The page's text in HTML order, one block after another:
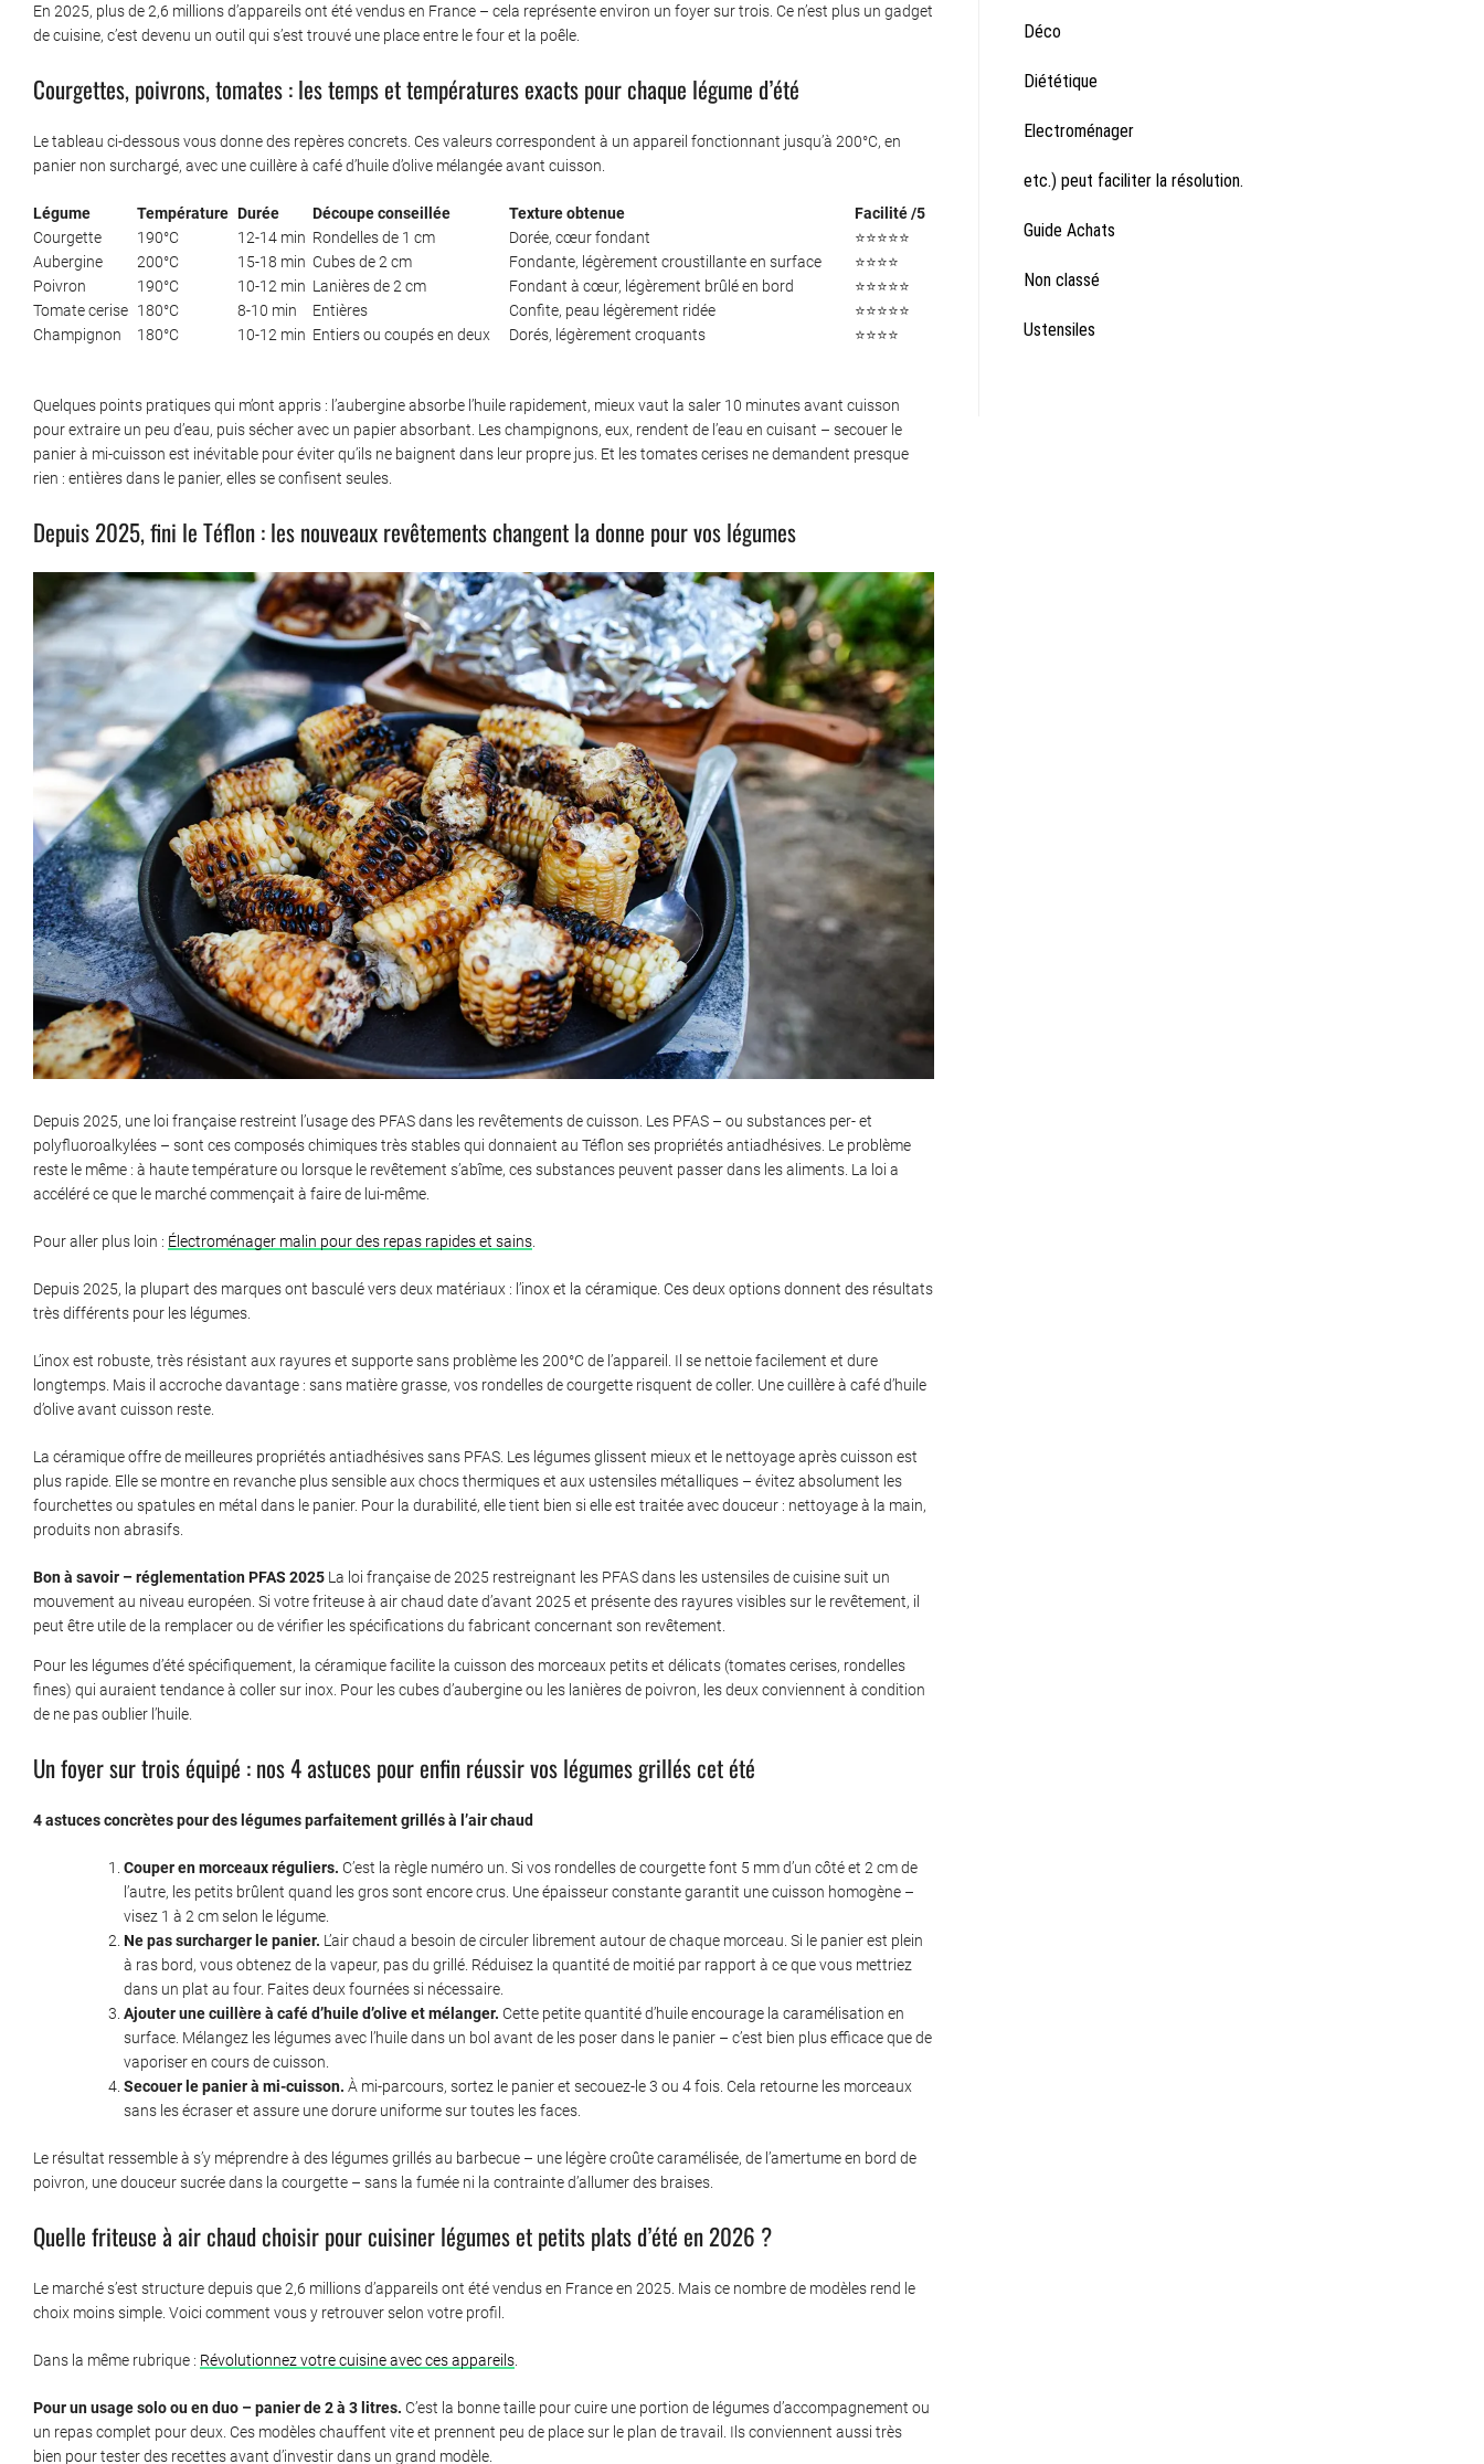
En 2025, plus de 2,6 millions d’appareils ont été vendus en France – cela représente environ un foyer sur trois. Ce n’est plus un gadget
de cuisine, c’est devenu un outil qui s’est trouvé une place entre le four et la poêle.
Courgettes, poivrons, tomates : les temps et températures exacts pour chaque légume d’été
Le tableau ci-dessous vous donne des repères concrets. Ces valeurs correspondent à un appareil fonctionnant jusqu’à 200°C, en
panier non surchargé, avec une cuillère à café d’huile d’olive mélangée avant cuisson.
Légume Température Durée Découpe conseillée Texture obtenue
Facilité /5
Courgette
190°C 12-14 min Rondelles de 1 cm Dorée, cœur fondant
⭐⭐⭐⭐⭐
Aubergine
200°C 15-18 min Cubes de 2 cm Fondante, légèrement croustillante en surface
⭐⭐⭐⭐
Poivron
190°C 10-12 min Lanières de 2 cm Fondant à cœur, légèrement brûlé en bord
⭐⭐⭐⭐⭐
Tomate cerise 180°C 8-10 min Entières Confite, peau légèrement ridée
⭐⭐⭐⭐⭐
Champignon
180°C 10-12 min Entiers ou coupés en deux Dorés, légèrement croquants ⭐⭐⭐⭐
Quelques points pratiques qui m’ont appris : l’aubergine absorbe l’huile rapidement, mieux vaut la saler 10 minutes avant cuisson
pour extraire un peu d’eau, puis sécher avec un papier absorbant. Les champignons, eux, rendent de l’eau en cuisant – secouer le
panier à mi-cuisson est inévitable pour éviter qu’ils ne baignent dans leur propre jus. Et les tomates cerises ne demandent presque
rien : entières dans le panier, elles se confisent seules.
Depuis 2025, fini le Téflon : les nouveaux revêtements changent la donne pour vos légumes
Depuis 2025, une loi française restreint l’usage des PFAS dans les revêtements de cuisson. Les PFAS – ou substances per- et
polyfluoroalkylées – sont ces composés chimiques très stables qui donnaient au Téflon ses propriétés antiadhésives. Le problème
reste le même : à haute température ou lorsque le revêtement s’abîme, ces substances peuvent passer dans les aliments. La loi a
accéléré ce que le marché commençait à faire de lui-même.
Pour aller plus loin : Électroménager malin pour des repas rapides et sains
Depuis 2025, la plupart des marques ont basculé vers deux matériaux : l’inox et la céramique. Ces deux options donnent des résultats
très différents pour les légumes.
L’inox est robuste, très résistant aux rayures et supporte sans problème les 200°C de l’appareil. Il se nettoie facilement et dure
longtemps. Mais il accroche davantage : sans matière grasse, vos rondelles de courgette risquent de coller. Une cuillère à café d’huile
d’olive avant cuisson reste.
La céramique offre de meilleures propriétés antiadhésives sans PFAS. Les légumes glissent mieux et le nettoyage après cuisson est
plus rapide. Elle se montre en revanche plus sensible aux chocs thermiques et aux ustensiles métalliques – évitez absolument les
fourchettes ou spatules en métal dans le panier. Pour la durabilité, elle tient bien si elle est traitée avec douceur : nettoyage à la main,
produits non abrasifs.
Bon à savoir – réglementation PFAS 2025 La loi française de 2025 restreignant les PFAS dans les ustensiles de cuisine suit un
mouvement au niveau européen. Si votre friteuse à air chaud date d’avant 2025 et présente des rayures visibles sur le revêtement, il
peut être utile de la remplacer ou de vérifier les spécifications du fabricant concernant son revêtement.
Pour les légumes d’été spécifiquement, la céramique facilite la cuisson des morceaux petits et délicats (tomates cerises, rondelles
fines) qui auraient tendance à coller sur inox. Pour les cubes d’aubergine ou les lanières de poivron, les deux conviennent à condition
de ne pas oublier l’huile.
Un foyer sur trois équipé : nos 4 astuces pour enfin réussir vos légumes grillés cet été
4 astuces concrètes pour des légumes parfaitement grillés à l’air chaud
Couper en morceaux réguliers. C’est la règle numéro un. Si vos rondelles de courgette font 5 mm d’un côté et 2 cm de
l’autre, les petits brûlent quand les gros sont encore crus. Une épaisseur constante garantit une cuisson homogène –
visez 1 à 2 cm selon le légume.
Ne pas surcharger le panier. L’air chaud a besoin de circuler librement autour de chaque morceau. Si le panier est plein
à ras bord, vous obtenez de la vapeur, pas du grillé. Réduisez la quantité de moitié par rapport à ce que vous mettriez
dans un plat au four. Faites deux fournées si nécessaire.
Ajouter une cuillère à café d’huile d’olive et mélanger. Cette petite quantité d’huile encourage la caramélisation en
surface. Mélangez les légumes avec l’huile dans un bol avant de les poser dans le panier – c’est bien plus efficace que de
vaporiser en cours de cuisson.
Secouer le panier à mi-cuisson. À mi-parcours, sortez le panier et secouez-le 3 ou 4 fois. Cela retourne les morceaux
sans les écraser et assure une dorure uniforme sur toutes les faces.
Le résultat ressemble à s’y méprendre à des légumes grillés au barbecue – une légère croûte caramélisée, de l’amertume en bord de
poivron, une douceur sucrée dans la courgette – sans la fumée ni la contrainte d’allumer des braises.
Quelle friteuse à air chaud choisir pour cuisiner légumes et petits plats d’été en 2026 ?
Le marché s’est structure depuis que 2,6 millions d’appareils ont été vendus en France en 2025. Mais ce nombre de modèles rend le
choix moins simple. Voici comment vous y retrouver selon votre profil.
Dans la même rubrique : Révolutionnez votre cuisine avec ces appareils
Pour un usage solo ou en duo – panier de 2 à 3 litres. C’est la bonne taille pour cuire une portion de légumes d’accompagnement ou
un repas complet pour deux. Ces modèles chauffent vite et prennent peu de place sur le plan de travail. Ils conviennent aussi très
bien pour tester des recettes avant d’investir dans un grand modèle.
Déco
Diététique
Electroménager
etc.) peut faciliter la résolution.
Guide Achats
Non classé
Ustensiles